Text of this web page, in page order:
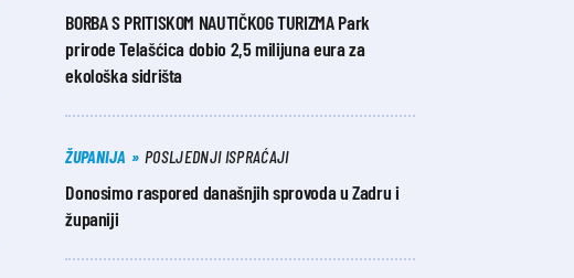
BORBA S PRITISKOM NAUTIČKOG TURIZMA Park
prirode Telašćica dobio 2,5 milijuna eura za
ekološka sidrišta
ŽUPANIJA POSLJEDNJI ISPRAĆAJI
Donosimo raspored današnjih sprovoda u Zadru i
županiji